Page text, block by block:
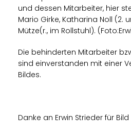
und dessen Mitarbeiter, hier
Mario Girke, Katharina Noll (2.
Mütze(r., im Rollstuhl).
Die behinderten Mitarbeiter
sind einverstanden mit einer
Bildes.
Danke an Erwin Strieder für Bild